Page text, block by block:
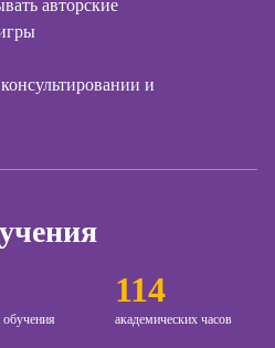
оптимизации
контекстной
рекламы
авторские
и
обучения
114
академических часов